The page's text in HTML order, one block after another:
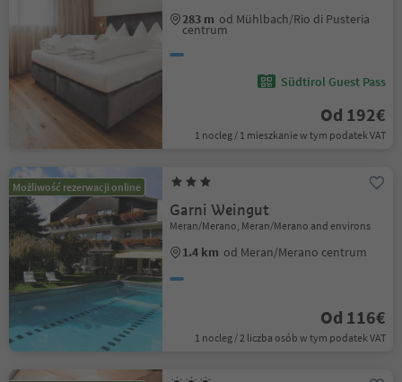
283 m od Mühlbach/Rio di Pusteria
centrum
Südtirol Guest Pass
Od 192€
1 nocleg / 1 mieszkanie w tym podatek VAT
Możliwość rezerwacji online
Garni Weingut
Meran/Merano, Meran/Merano and environs
1.4 km od Meran/Merano centrum
Od 116€
1 nocleg / 2 liczba osób w tym podatek VAT